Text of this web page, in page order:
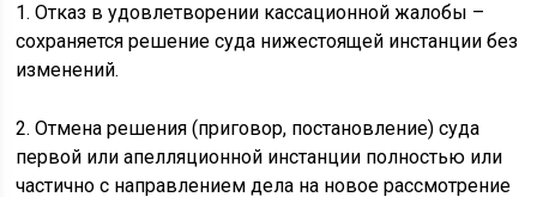
1. Отказ в удовлетворении кассационной жалобы –
сохраняется решение суда нижестоящей инстанции без
изменений.
2. Отмена решения (приговор, постановление) суда
первой или апелляционной инстанции полностью или
частично с направлением дела на новое рассмотрение